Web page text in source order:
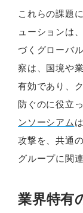
これらの課題
ューションは
づくグローバ
察は、国境や
有効であり、
防ぐのに役立
ンソーシアム
攻撃を、共通
グループに関
業界特有